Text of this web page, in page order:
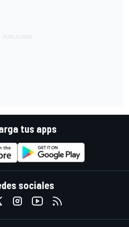
tus apps
sociales